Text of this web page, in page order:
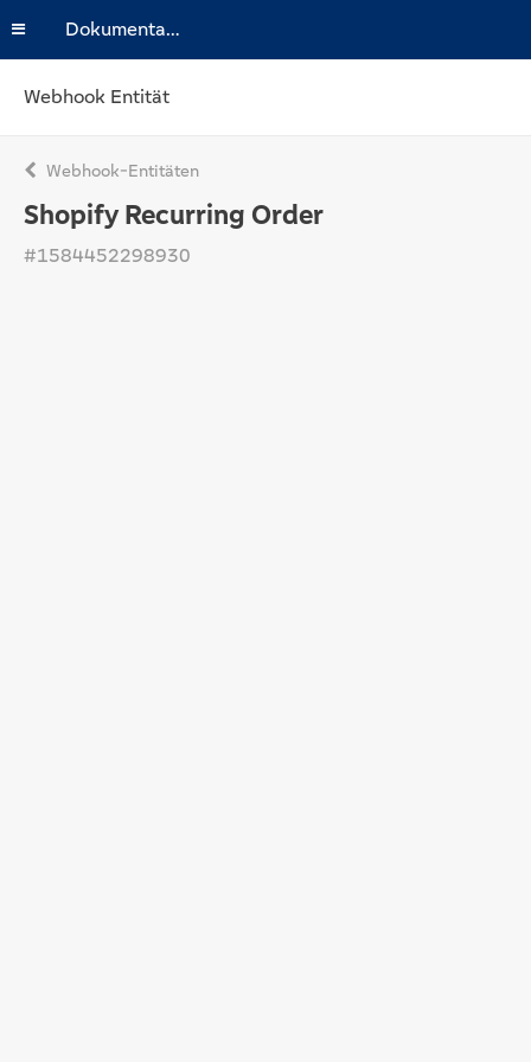
Dokumentation
Webhook Entität
Webhook-Entitäten
Shopify Recurring Order
#1584452298930